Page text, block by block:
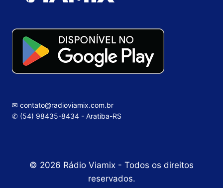
✉ contato@radioviamix.com.br
✆ (54) 98435-8434 - Aratiba-RS
© 2026 Rádio Viamix - Todos os direitos
reservados.